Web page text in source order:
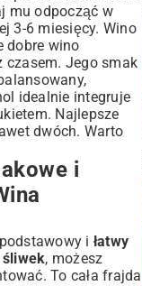
mu odpocząć w
3-6 miesięcy. Wino
dobre wino
czasem. Jego smak
idealnie integruje
Najlepsze
dwóch. Warto
i
i łatwy
śliwek, możesz
To cała frajda